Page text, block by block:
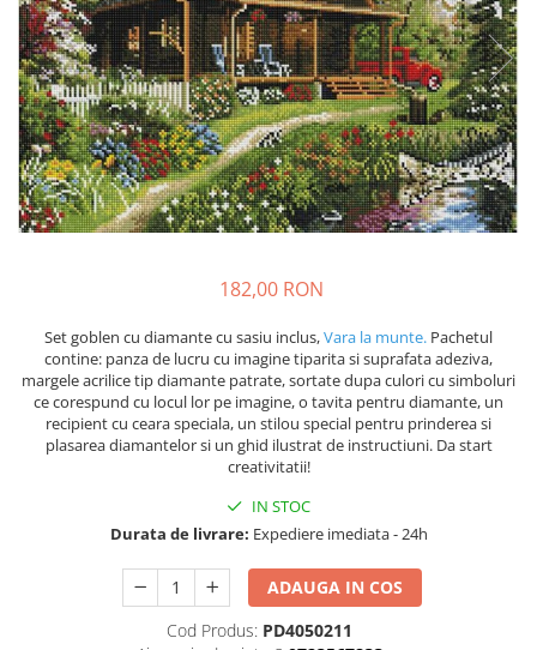
182,00 RON
Set goblen cu diamante cu sasiu inclus,Vara la munte. Pachetul
contine: panza de lucru cu imagine tiparita si suprafata adeziva,
margele acrilice tip diamante patrate, sortate dupa culori cu simboluri
ce corespund cu locul lor pe imagine, o tavita pentru diamante, un
recipient cu ceara speciala, un stilou special pentru prinderea si
plasarea diamantelor si un ghid ilustrat de instructiuni. Da start
creativitatii!
IN STOC
Durata de livrare: Expediere imediata - 24h
ADAUGA IN COS
Cod Produs: PD4050211